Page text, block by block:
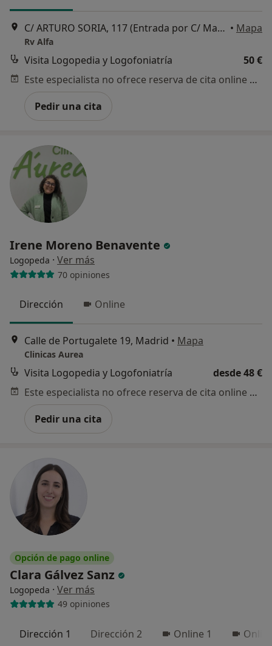
C/ ARTURO SORIA, 117 (Entrada por C/ Manuel María Iglesias, 11 ), Madrid • Mapa
Rv Alfa
Visita Logopedia y Logofoniatría
50 €
Este especialista no ofrece reserva de cita online en esta dirección.
Pedir una cita
Irene Moreno Benavente
Logopeda · Ver más
70 opiniones
Dirección Online
Calle de Portugalete 19, Madrid • Mapa
Clinicas Aurea
Visita Logopedia y Logofoniatría
desde 48 €
Este especialista no ofrece reserva de cita online en esta dirección.
Pedir una cita
Opción de pago online
Clara Gálvez Sanz
Logopeda · Ver más
49 opiniones
Dirección 1 Dirección 2 Online 1